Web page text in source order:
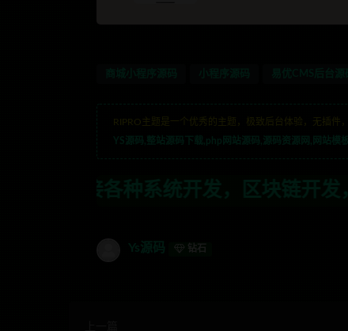
RIPRO主题是一个优秀的主题，极致后台体验，无插件
YS源码,整站源码下载,php网站源码,源码资源网,网站模板
统开发，区块链开发，金融理财系
Ys源码 钻石